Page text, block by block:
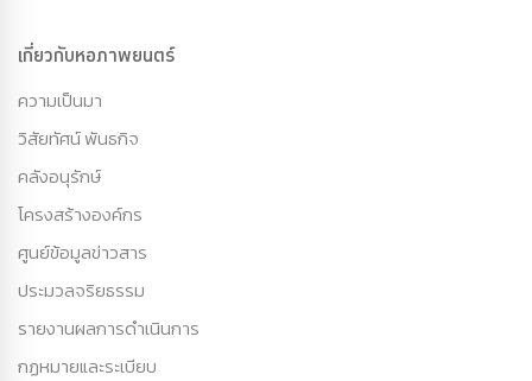
เกี่ยวกับหอภาพยนตร์
ความเป็นมา
วิสัยทัศน์ พันธกิจ
คลังอนุรักษ์
โครงสร้างองค์กร
ศูนย์ข้อมูลข่าวสาร
ประมวลจริยธรรม
รายงานผลการดำเนินการ
กฏหมายและระเบียบ